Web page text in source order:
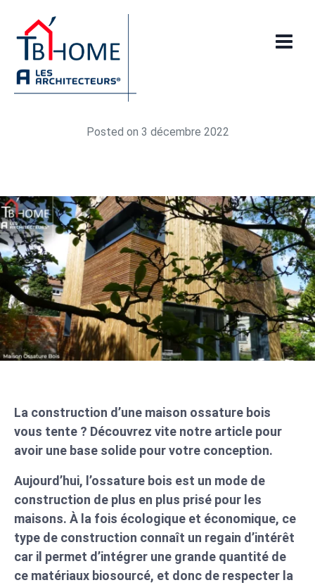
Maison ossature bois
à Paris par votre
architecteur TB’Home
Posted on 3 décembre 2022
La construction d’une maison ossature bois
vous tente ? Découvrez vite notre article pour
avoir une base solide pour votre conception.
Aujourd’hui, l’ossature bois est un mode de
construction de plus en plus prisé pour les
maisons. À la fois écologique et économique, ce
type de construction connaît un regain d’intérêt
car il permet d’intégrer une grande quantité de
ce matériaux biosourcé, et donc de respecter la